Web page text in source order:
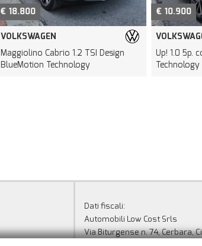
€ 18.800
VOLKSWAGEN
Maggiolino Cabrio 1.2 TSI Design
BlueMotion Technology
€ 10.900
Up! 1.0 5p.
Technology
Dati fiscali:
Automobili Low Cost Srls
Via Biturgense n. 74, Cerbara,